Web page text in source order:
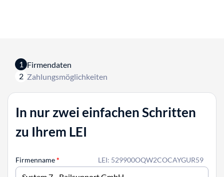
1 Firmendaten
2 Zahlungsmöglichkeiten
In nur zwei einfachen Schritten
zu Ihrem LEI
LEI: 529900OQW2COCAYGUR59
Firmenname*